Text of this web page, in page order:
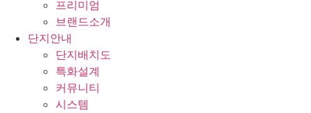
프리미엄
브랜드소개
단지안내
단지배치도
특화설계
커뮤니티
시스템